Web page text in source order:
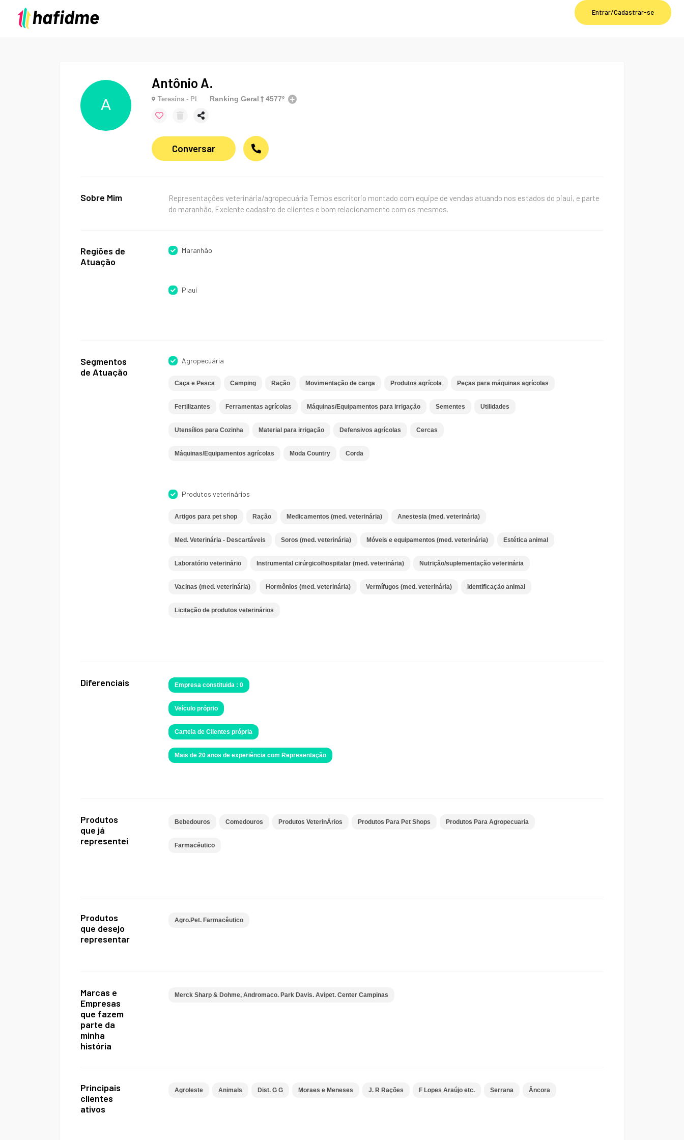
Entrar/Cadastrar-se
A
Antônio A.
Teresina - PI Ranking Geral 4577º
Conversar
Sobre Mim
Representações veterinária/agropecuária Temos escritorio montado com equipe de vendas atuando nos estados do piaui, e parte
do maranhão. Exelente cadastro de clientes e bom relacionamento com os mesmos.
Regiões de
Atuação
Maranhão
Piauí
Segmentos
de Atuação
Agropecuária
Caça e Pesca Camping Ração Movimentação de carga Produtos agrícola Peças para máquinas agrícolas
Fertilizantes Ferramentas agrícolas Máquinas/Equipamentos para irrigação Sementes Utilidades
Utensílios para Cozinha Material para irrigação Defensivos agrícolas Cercas
Máquinas/Equipamentos agrícolas Moda Country Corda
Produtos veterinários
Artigos para pet shop Ração Medicamentos (med. veterinária) Anestesia (med. veterinária)
Med. Veterinária - Descartáveis Soros (med. veterinária) Móveis e equipamentos (med. veterinária) Estética animal
Laboratório veterinário Instrumental cirúrgico/hospitalar (med. veterinária) Nutrição/suplementação veterinária
Vacinas (med. veterinária) Hormônios (med. veterinária) Vermífugos (med. veterinária) Identificação animal
Licitação de produtos veterinários
Diferenciais Empresa constituida : 0
Veículo próprio
Cartela de Clientes própria
Mais de 20 anos de experiência com Representação
Produtos
que já
representei
Bebedouros Comedouros Produtos VeterinÁrios Produtos Para Pet Shops Produtos Para Agropecuaria
Farmacêutico
Produtos
que desejo
representar
Agro.Pet. Farmacêutico
Marcas e
Empresas
que fazem
parte da
minha
história
Merck Sharp & Dohme, Andromaco. Park Davis. Avipet. Center Campinas
Principais
clientes
ativos
Agroleste Animals Dist. G G Moraes e Meneses J. R Rações F Lopes Araújo etc. Serrana Âncora